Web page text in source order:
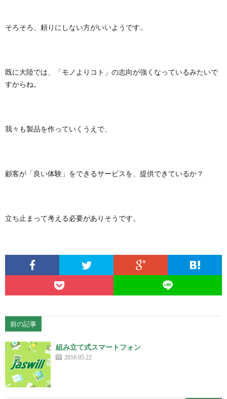
そろそろ、頼りにしない方がいいようです。
既に大陸では、「モノよりコト」の志向が強くなっているみたいで
すからね。
我々も製品を作っていくうえで、
顧客が「良い体験」をできるサービスを、提供できているか？
立ち止まって考える必要がありそうです。
前の記事
組み立て式スマートフォン
2016.05.22